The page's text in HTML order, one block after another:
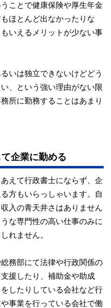
ことで健康保険や厚生年金
ほとんど出なかったりな
いえるメリットが少ない事
いは独立できないけどどう
、という強い理由がない限
所に勤務することはあまり
企業に勤める
えて行政書士にならず、企
方もいらっしゃいます。自
入の青天井さはありません
な専門性の高い仕事のみに
れません。
務部にて法律や行政関係の
援したり、補助金や助成
したりしている会社など行
事業を行っている会社で働